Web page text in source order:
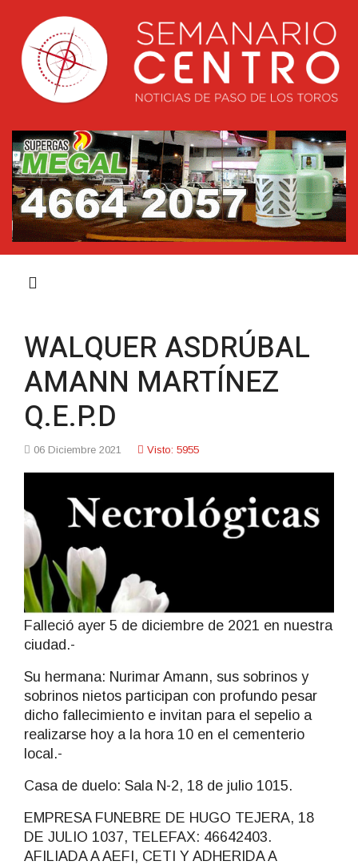
WALQUER ASDRÚBAL
AMANN MARTÍNEZ
Q.E.P.D
06 Diciembre 2021 Visto: 5955
Falleció ayer 5 de diciembre de 2021 en nuestra
ciudad.-
Su hermana: Nurimar Amann, sus sobrinos y
sobrinos nietos participan con profundo pesar
dicho fallecimiento e invitan para el sepelio a
realizarse hoy a la hora 10 en el cementerio
local.-
Casa de duelo: Sala N-2, 18 de julio 1015.
EMPRESA FUNEBRE DE HUGO TEJERA, 18
DE JULIO 1037, TELEFAX: 46642403.
AFILIADA A AEFI, CETI Y ADHERIDA A